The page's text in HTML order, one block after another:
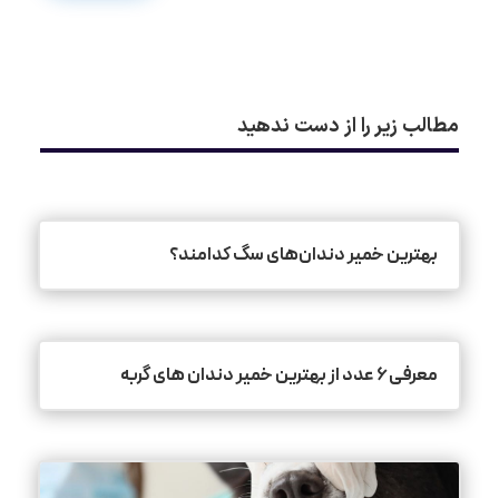
مطالب زیر را از دست ندهید
بهترین خمیر دندان‌های سگ کدامند؟
معرفی ۶ عدد از بهترین خمیر دندان ‌های گربه